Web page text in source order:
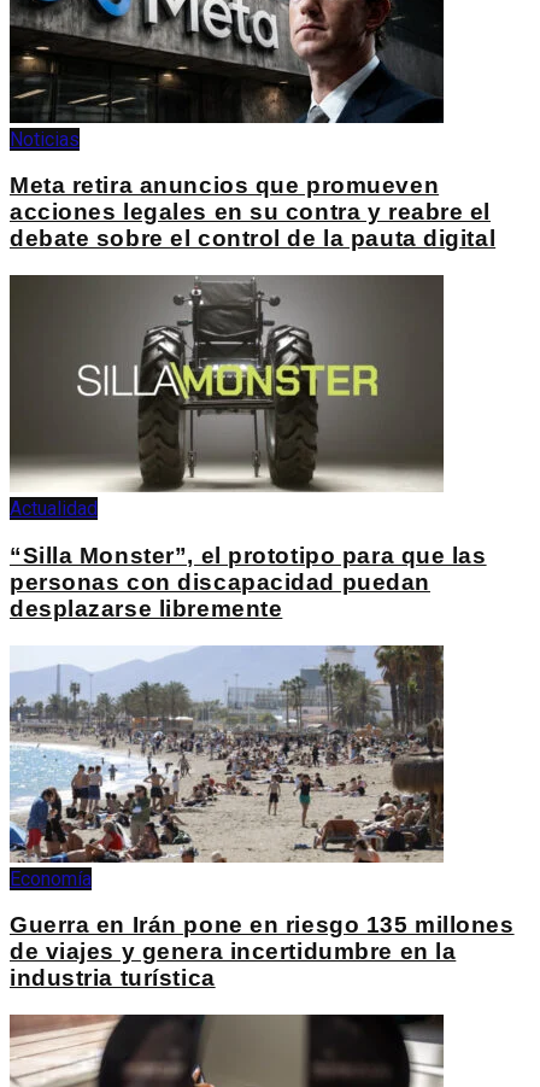
Noticias
Meta retira anuncios que promueven
acciones legales en su contra y reabre el
debate sobre el control de la pauta digital
Actualidad
“Silla Monster”, el prototipo para que las
personas con discapacidad puedan
desplazarse libremente
Economía
Guerra en Irán pone en riesgo 135 millones
de viajes y genera incertidumbre en la
industria turística